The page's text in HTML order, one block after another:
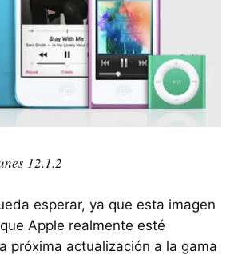
12.1.2
esperar, ya que esta imagen
Apple realmente esté
próxima actualización a la gama